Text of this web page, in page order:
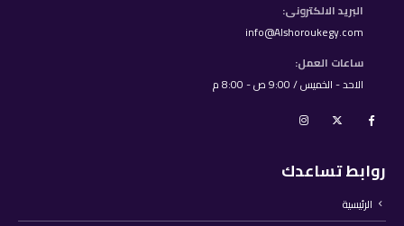
البريد الالكترونى:
info@Alshoroukegy.com
ساعات العمل:
الاحد - الخميس / 9:00 ص - 8:00 م
روابط تساعدك
الرئيسية